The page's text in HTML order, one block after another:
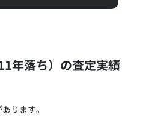
年落ち）の査定実績
ります。